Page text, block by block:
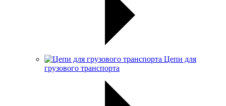
Цепи для
грузового транспорта